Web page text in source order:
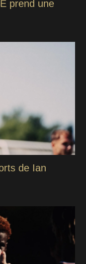
prend une
de Ian